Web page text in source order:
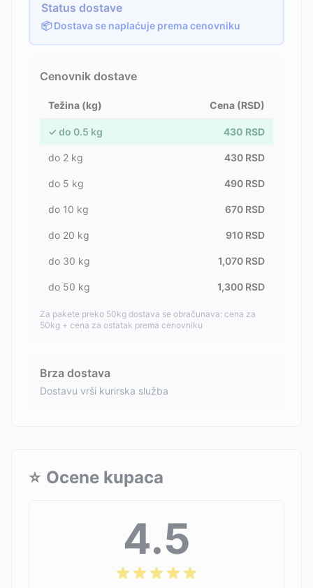
Status dostave
📦 Dostava se naplaćuje prema cenovniku
Cenovnik dostave
Težina (kg) Cena (RSD)
✓ do 0.5 kg 430 RSD
do 2 kg 430 RSD
do 5 kg 490 RSD
do 10 kg 670 RSD
do 20 kg 910 RSD
do 30 kg 1,070 RSD
do 50 kg 1,300 RSD
Za pakete preko 50kg dostava se obračunava: cena za
50kg + cena za ostatak prema cenovniku
Brza dostava
Dostavu vrši kurirska služba
⭐ Ocene kupaca
4.5